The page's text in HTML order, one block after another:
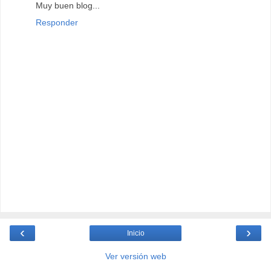
Muy buen blog...
Responder
‹ ›
Inicio
Ver versión web